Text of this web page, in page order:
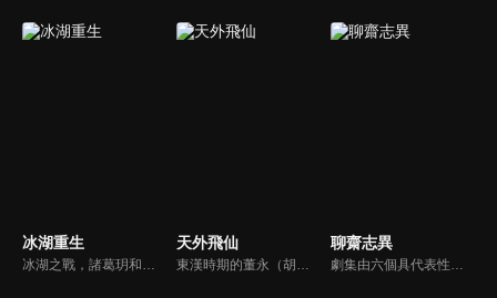
冰湖重生 天外飛仙 聊齋志異